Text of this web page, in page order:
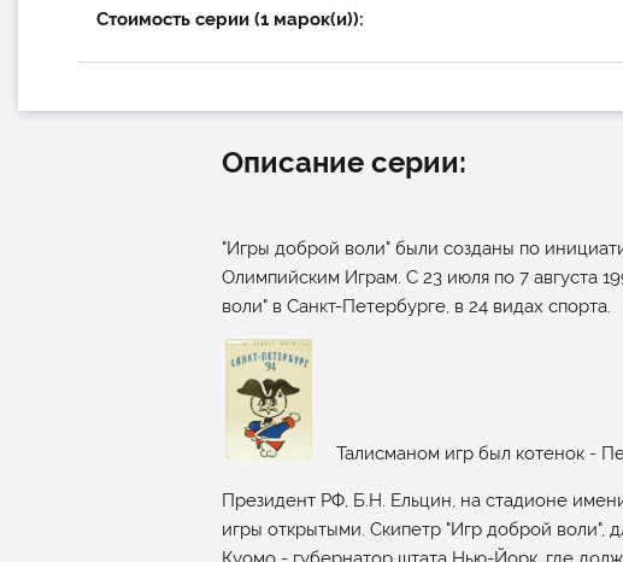
Стоимость серии (1 марок(и)):
Описание серии:
"Игры доброй воли" были созданы по
Олимпийским Играм. С 23 июля по 7 августа
воли" в Санкт-Петербурге, в 24 видах спорта.
Талисманом игр был котенок -
Президент РФ, Б.Н. Ельцин, на стадионе
игры открытыми. Скипетр "Игр доброй воли",